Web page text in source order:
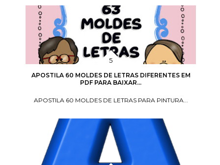
APOSTILA 60 MOLDES DE LETRAS DIFERENTES EM
PDF PARA BAIXAR...
APOSTILA 60 MOLDES DE LETRAS PARA PINTURA...